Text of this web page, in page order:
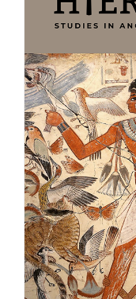
Achat en ligne
Panier